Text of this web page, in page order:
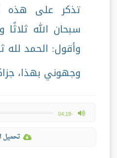
تذكر على هذه
سبحان الله
وأقول: الحمد لله
وجهوني بهذا،
-04:19
max volume
تحميل